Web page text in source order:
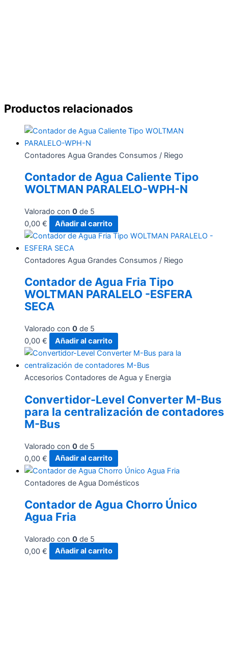
Productos relacionados
Contadores Agua Grandes Consumos / Riego
Contador de Agua Caliente Tipo
WOLTMAN PARALELO-WPH-N
Valorado con 0 de 5
0,00 € Añadir al carrito
Contadores Agua Grandes Consumos / Riego
Contador de Agua Fria Tipo
WOLTMAN PARALELO -ESFERA
SECA
Valorado con 0 de 5
0,00 € Añadir al carrito
Accesorios Contadores de Agua y Energia
Convertidor-Level Converter M-Bus
para la centralización de contadores
M-Bus
Valorado con 0 de 5
0,00 € Añadir al carrito
Contadores de Agua Domésticos
Contador de Agua Chorro Único
Agua Fria
Valorado con 0 de 5
0,00 € Añadir al carrito